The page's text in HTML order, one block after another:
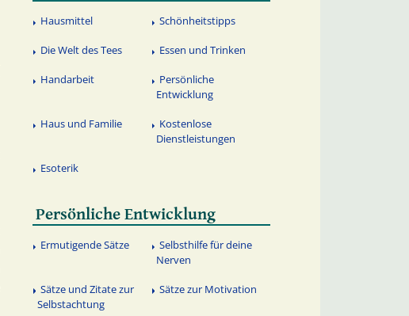
Hausmittel Schönheitstipps
Die Welt des Tees Essen und Trinken
Handarbeit
Persönliche
Entwicklung
Haus und Familie
Kostenlose
Dienstleistungen
Esoterik
Persönliche Entwicklung
Ermutigende Sätze
Selbsthilfe für deine
Nerven
Sätze und Zitate zur
Selbstachtung
Sätze zur Motivation